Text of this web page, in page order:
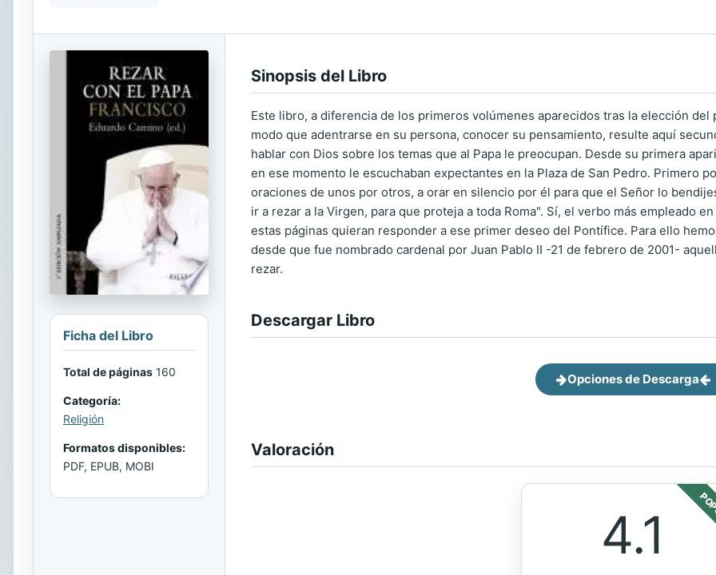
Ficha del Libro
Total de páginas 160
Categoría:
Religión
Formatos disponibles:
PDF, EPUB, MOBI
Sinopsis del Libro
Este libro, a diferencia de los primeros volúmenes aparecidos tras la elección
modo que adentrarse en su persona, conocer su pensamiento, resulte aquí
hablar con Dios sobre los temas que al Papa le preocupan. Desde su primera
en ese momento le escuchaban expectantes en la Plaza de San Pedro. Primero
oraciones de unos por otros, a orar en silencio por él para que el Señor lo
ir a rezar a la Virgen, para que proteja a toda Roma". Sí, el verbo más empleado
estas páginas quieran responder a ese primer deseo del Pontífice. Para ello
desde que fue nombrado cardenal por Juan Pablo II -21 de febrero de 2001-
rezar.
Descargar Libro
Opciones de Descarga
Valoración
4.1